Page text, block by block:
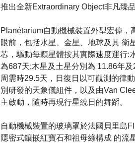
推出全新Extraordinary Object非凡臻品
Planétarium自動機械裝置外型宏偉
眼前，包括水星、金星、地球及其 衛
芯，驅動每顆星體按其實際速度運行:
為687天;木星及土星分別為 11.86年
周需時29.5天，日復日以可觀測的律
別研發的天象儀組件，以及由Van
主啟動，隨時再現行星繞日的舞蹈。
自動機械裝置的玻璃罩於法國貝里島
隱密式鑲嵌紅寶石和祖母綠構成 的流